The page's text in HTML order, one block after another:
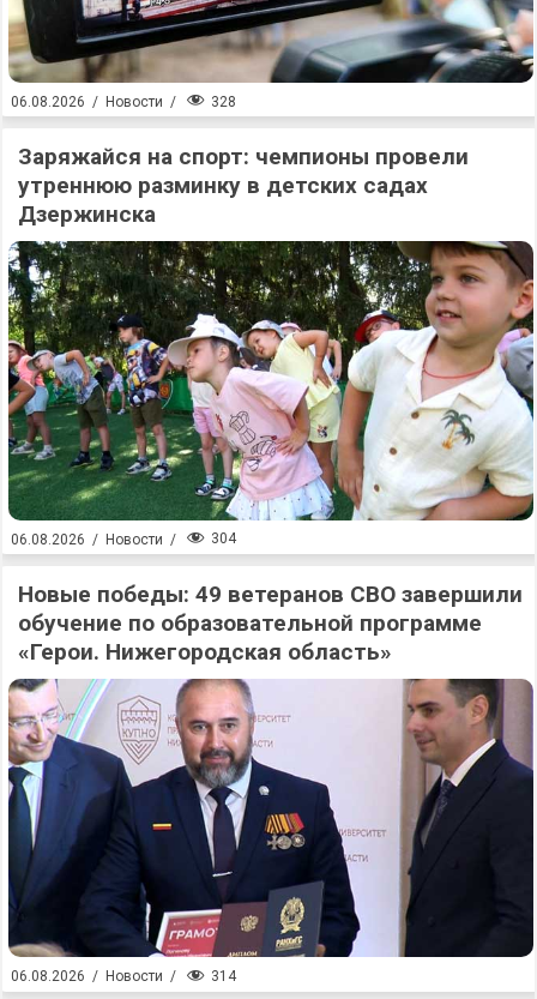
06.08.2026 / Новости / 328
Заряжайся на спорт: чемпионы провели
утреннюю разминку в детских садах
Дзержинска
06.08.2026 / Новости / 304
Новые победы: 49 ветеранов СВО завершили
обучение по образовательной программе
«Герои. Нижегородская область»
06.08.2026 / Новости / 314